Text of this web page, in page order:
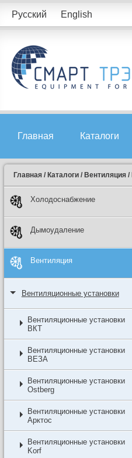
Русский English
Главная Каталоги
Главная / Каталоги / Вентиляция /
Холодоснабжение
Дымоудаление
Вентиляция
Вентиляционные установки
Вентиляционные установки
ВКТ
Вентиляционные установки
ВЕЗА
Вентиляционные установки
Ostberg
Вентиляционные установки
Арктос
Вентиляционные установки
Korf